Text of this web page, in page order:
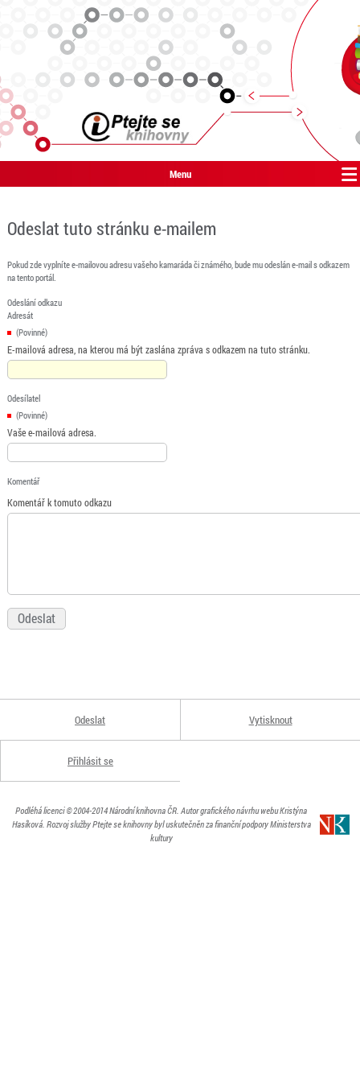
Menu
Odeslat tuto stránku e-mailem
Pokud zde vyplníte e-mailovou adresu vašeho kamaráda či známého, bude mu odeslán e-mail s odkazem
na tento portál.
Odeslání odkazu
Adresát
(Povinné)
E-mailová adresa, na kterou má být zaslána zpráva s odkazem na tuto stránku.
Odesílatel
(Povinné)
Vaše e-mailová adresa.
Komentář
Komentář k tomuto odkazu
Odeslat Vytisknout
Přihlásit se
Podléhá licenci© 2004-2014Národní knihovna ČR. Autor grafického návrhu webu Kristýna
Hasíková. Rozvoj služby Ptejte se knihovny byl uskutečněn za finanční podpory Ministerstva
kultury